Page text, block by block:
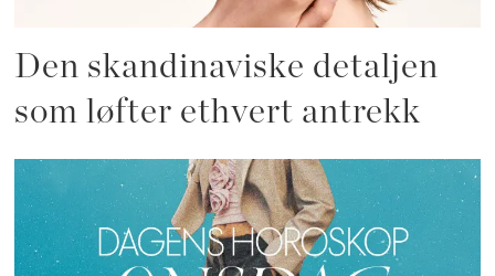
Den skandinaviske detaljen
som løfter ethvert antrekk